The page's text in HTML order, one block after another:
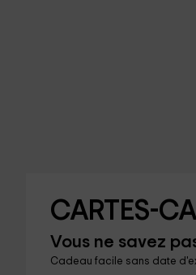
CARTES-
Vous ne savez
Cadeau facile sans date